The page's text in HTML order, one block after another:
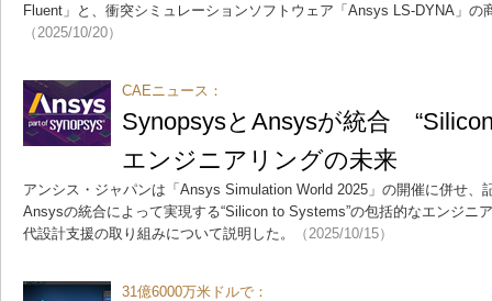
Fluent」と、衝突シミュレーションソフトウェア「Ansys LS-DYNA」の
（2025/10/20）
CAEニュース：
SynopsysとAnsysが統合
エンジニアリングの未来
アンシス・ジャパンは「Ansys Simulation World 2025」の開催に併せ、
Ansysの統合によって実現する“Silicon to Systems”の包括的なエンジニ
代設計支援の取り組みについて説明した。
（2025/10/15）
31億6000万米ドルで：